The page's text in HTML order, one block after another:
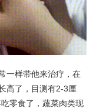
一样带他来治疗，在
高了，目测有2-3厘
零食了，蔬菜肉类现